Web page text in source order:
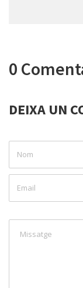
0
DEIXA UN